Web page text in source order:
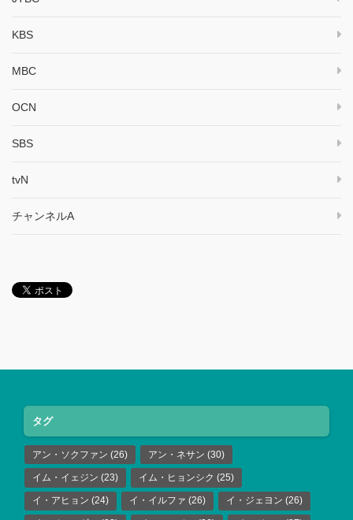
KBS
MBC
OCN
SBS
tvN
チャンネルA
タグ
アン・ソクファン (26) アン・ネサン (30)
イム・イェジン (23) イム・ヒョンシク (25)
イ・アヒョン (24) イ・イルファ (26) イ・ジェヨン (26)